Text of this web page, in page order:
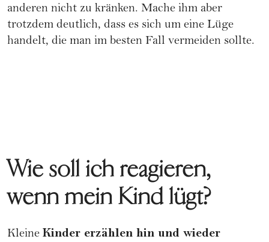
anderen nicht zu kränken. Mache ihm aber
trotzdem deutlich, dass es sich um eine Lüge
handelt, die man im besten Fall vermeiden sollte.
Wie soll ich reagieren,
wenn mein Kind lügt?
Kleine Kinder erzählen hin und wieder